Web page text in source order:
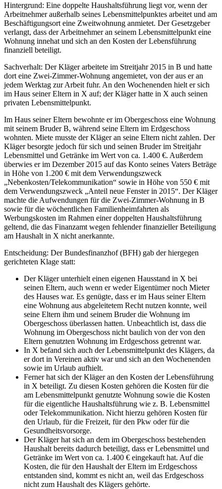
Hintergrund: Eine doppelte Haushaltsführung liegt vor, wenn der
Arbeitnehmer außerhalb seines Lebensmittelpunktes arbeitet und am
Beschäftigungsort eine Zweitwohnung anmietet. Der Gesetzgeber
verlangt, dass der Arbeitnehmer an seinem Lebensmittelpunkt eine
Wohnung innehat und sich an den Kosten der Lebensführung
finanziell beteiligt.
Sachverhalt: Der Kläger arbeitete im Streitjahr 2015 in B und hatte
dort eine Zwei-Zimmer-Wohnung angemietet, von der aus er an
jedem Werktag zur Arbeit fuhr. An den Wochenenden hielt er sich
im Haus seiner Eltern in X auf; der Kläger hatte in X auch seinen
privaten Lebensmittelpunkt.
Im Haus seiner Eltern bewohnte er im Obergeschoss eine Wohnung
mit seinem Bruder B, während seine Eltern im Erdgeschoss
wohnten. Miete musste der Kläger an seine Eltern nicht zahlen. Der
Kläger besorgte jedoch für sich und seinen Bruder im Streitjahr
Lebensmittel und Getränke im Wert von ca. 1.400 €. Außerdem
überwies er im Dezember 2015 auf das Konto seines Vaters Beträge
in Höhe von 1.200 € mit dem Verwendungszweck
„Nebenkosten/Telekommunikation“ sowie in Höhe von 550 € mit
dem Verwendungszweck „Anteil neue Fenster in 2015“. Der Kläger
machte die Aufwendungen für die Zwei-Zimmer-Wohnung in B
sowie für die wöchentlichen Familienheimfahrten als
Werbungskosten im Rahmen einer doppelten Haushaltsführung
geltend, die das Finanzamt wegen fehlender finanzieller Beteiligung
am Haushalt in X nicht anerkannte.
Entscheidung: Der Bundesfinanzhof (BFH) gab der hiergegen
gerichteten Klage statt:
Der Kläger unterhielt einen eigenen Hausstand in X bei
seinen Eltern, auch wenn er weder Eigentümer noch Mieter
des Hauses war. Es genügte, dass er im Haus seiner Eltern
eine Wohnung aus abgeleitetem Recht nutzen konnte, weil
seine Eltern ihm und seinem Bruder die Wohnung im
Obergeschoss überlassen hatten. Unbeachtlich ist, dass die
Wohnung im Obergeschoss nicht baulich von der von den
Eltern genutzten Wohnung im Erdgeschoss getrennt war.
In X befand sich auch der Lebensmittelpunkt des Klägers, da
er dort in Vereinen aktiv war und sich an den Wochenenden
sowie im Urlaub aufhielt.
Ferner hat sich der Kläger an den Kosten der Lebensführung
in X beteiligt. Zu diesen Kosten gehören die Kosten für die
am Lebensmittelpunkt genutzte Wohnung sowie die Kosten
für die eigentliche Haushaltsführung wie z. B. Lebensmittel
oder Telekommunikation. Nicht hierzu gehören Kosten für
den Urlaub, für die Freizeit, für den Pkw oder für die
Gesundheitsvorsorge.
Der Kläger hat sich an dem im Obergeschoss bestehenden
Haushalt bereits dadurch beteiligt, dass er Lebensmittel und
Getränke im Wert von ca. 1.400 € eingekauft hat. Auf die
Kosten, die für den Haushalt der Eltern im Erdgeschoss
entstanden sind, kommt es nicht an, weil das Erdgeschoss
nicht zum Haushalt des Klägers gehörte.